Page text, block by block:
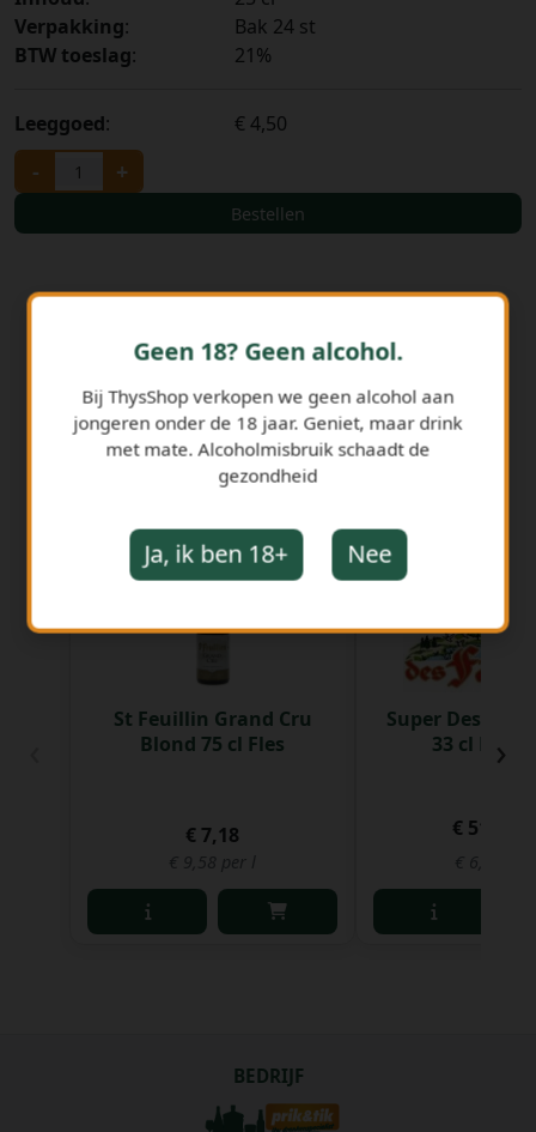
Verpakking:
Bak 24 st
BTW toeslag: 21%
Leeggoed: € 4,50
- +
Bestellen
GERELATEERDE PRODUCTEN
St Feuillin Grand Cru
Blond 75 cl Fles
€ 7,18
€ 9,58 per l
Super Des
33 cl Bak
€ 51,81
€ 6,55
›
BEDRIJF
Geen 18? Geen alcohol.
Bij ThysShop verkopen we geen alcohol aan
jongeren onder de 18 jaar. Geniet, maar drink
met mate. Alcoholmisbruik schaadt de
gezondheid
Ja, ik ben 18+ Nee